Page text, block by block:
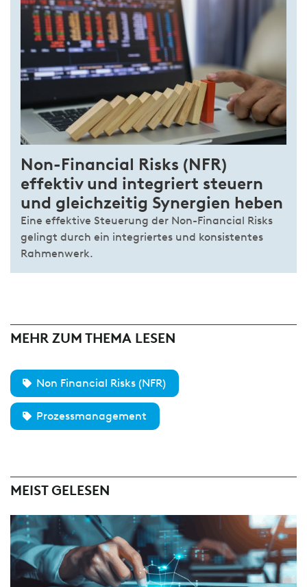
Non-Financial Risks (NFR)
effektiv und integriert steuern
und gleichzeitig Synergien heben
Eine effektive Steuerung der Non-Financial Risks
gelingt durch ein integriertes und konsistentes
Rahmenwerk.
MEHR ZUM THEMA LESEN
Non Financial Risks (NFR)
Prozessmanagement
MEIST GELESEN